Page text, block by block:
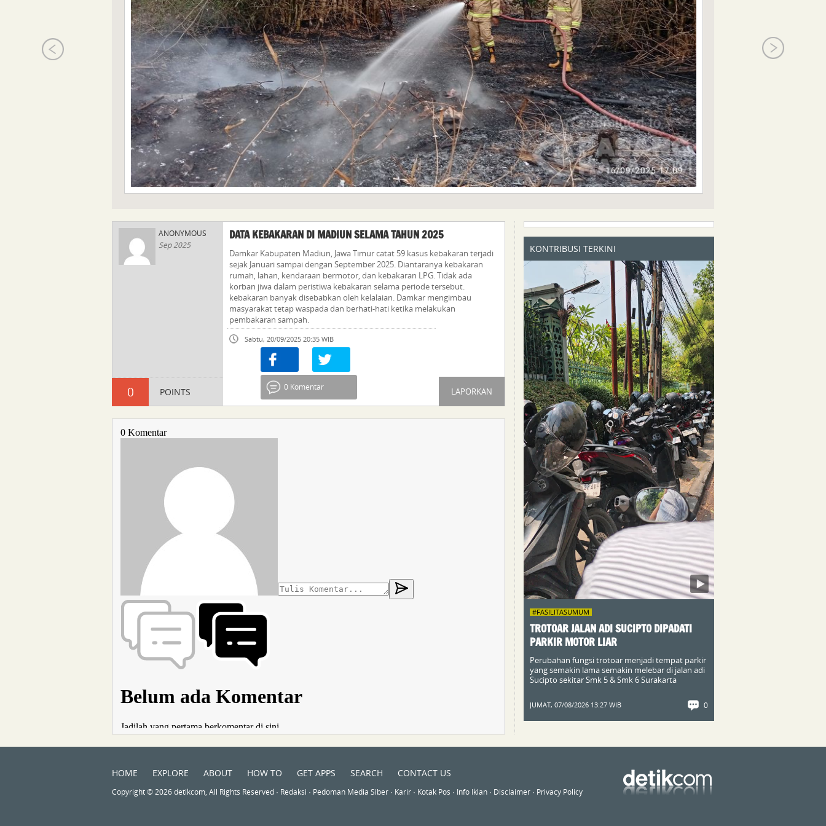
ANONYMOUS
Sep 2025
0 POINTS
DATA KEBAKARAN DI MADIUN SELAMA TAHUN 2025
Damkar Kabupaten Madiun, Jawa Timur catat 59 kasus kebakaran terjadi
sejak Januari sampai dengan September 2025. Diantaranya kebakaran
rumah, lahan, kendaraan bermotor, dan kebakaran LPG. Tidak ada
korban jiwa dalam peristiwa kebakaran selama periode tersebut.
kebakaran banyak disebabkan oleh kelalaian. Damkar mengimbau
masyarakat tetap waspada dan berhati-hati ketika melakukan
pembakaran sampah.
Sabtu, 20/09/2025 20:35 WIB
Share
0 Komentar LAPORKAN
KONTRIBUSI TERKINI
#FASILITASUMUM
TROTOAR JALAN ADI SUCIPTO DIPADATI
PARKIR MOTOR LIAR
Perubahan fungsi trotoar menjadi tempat parkir
yang semakin lama semakin melebar di jalan adi
Sucipto sekitar Smk 5 & Smk 6 Surakarta
JUMAT, 07/08/2026 13:27 WIB 0
HOME EXPLORE ABOUT HOW TO GET APPS SEARCH CONTACT US
Copyright © 2026 detikcom, All Rights Reserved · Redaksi · Pedoman Media Siber · Karir · Kotak Pos · Info Iklan · Disclaimer · Privacy Policy